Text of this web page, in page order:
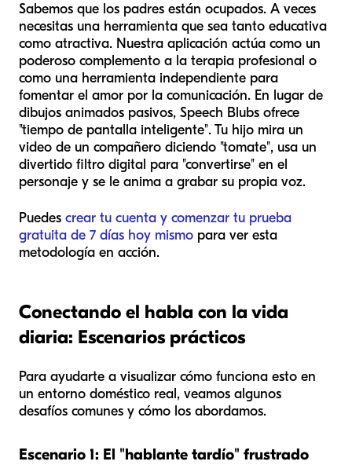
Sabemos que los padres están ocupados. A veces
necesitas una herramienta que sea tanto educativa
como atractiva. Nuestra aplicación actúa como un
poderoso complemento a la terapia profesional o
como una herramienta independiente para
fomentar el amor por la comunicación. En lugar de
dibujos animados pasivos, Speech Blubs ofrece
"tiempo de pantalla inteligente". Tu hijo mira un
video de un compañero diciendo "tomate", usa un
divertido filtro digital para "convertirse" en el
personaje y se le anima a grabar su propia voz.
Puedes crear tu cuenta y comenzar tu prueba
gratuita de 7 días hoy mismo para ver esta
metodología en acción.
Conectando el habla con la vida
diaria: Escenarios prácticos
Para ayudarte a visualizar cómo funciona esto en
un entorno doméstico real, veamos algunos
desafíos comunes y cómo los abordamos.
Escenario 1: El "hablante tardío" frustrado